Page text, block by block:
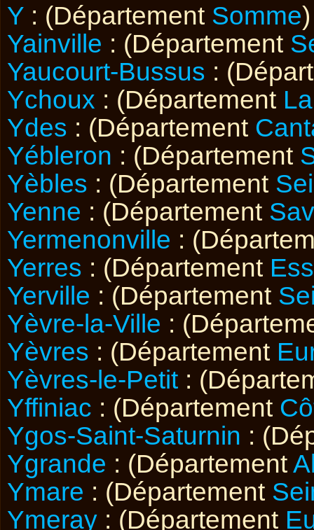
Y : (Département Somme)
Yainville : (Département
Yaucourt-Bussus :
Ychoux : (Département
Ydes : (Département
Yébleron : (Département
Yèbles : (Département
Yenne : (Département
Yermenonville :
Yerres : (Département
Yerville : (Département
Yèvre-la-Ville :
Yèvres : (Département
Yèvres-le-Petit :
Yffiniac : (Département
Ygos-Saint-Saturnin :
Ygrande : (Département
Ymare : (Département
Ymeray : (Département